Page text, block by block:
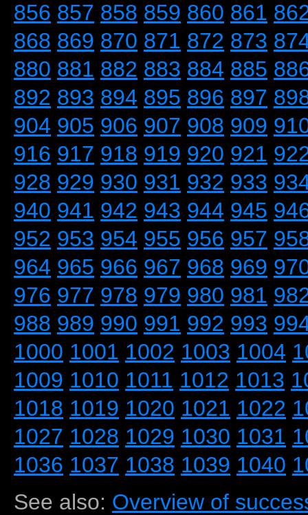
856 857 858 859 860 861
868 869 870 871 872 873
880 881 882 883 884 885
892 893 894 895 896 897
904 905 906 907 908 909
916 917 918 919 920 921
928 929 930 931 932 933
940 941 942 943 944 945
952 953 954 955 956 957
964 965 966 967 968 969
976 977 978 979 980 981
988 989 990 991 992 993
1000 1001 1002 1003 1004
1009 1010 1011 1012 1013
1018 1019 1020 1021 1022
1027 1028 1029 1030 1031
1036 1037 1038 1039 1040
See also: Overview of